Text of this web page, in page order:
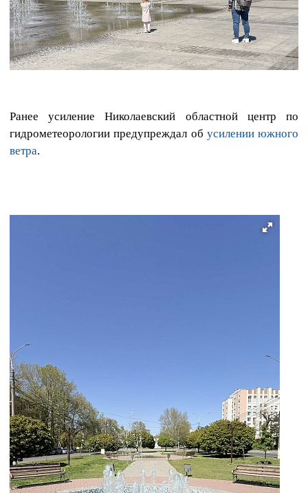
Ранее усиление Николаевский областной центр по
гидрометеорологии предупреждал об усилении южного
ветра.